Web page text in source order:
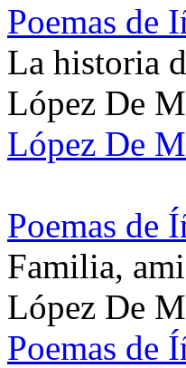
Poemas de
La historia
López De
López De
Poemas de
Familia,
López De
Poemas de